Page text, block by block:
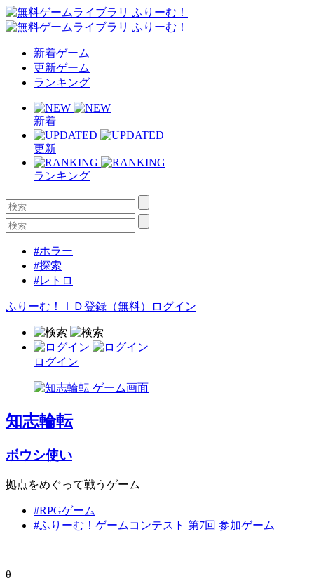
新着ゲーム
更新ゲーム
ランキング
新着
更新
ランキング
#ホラー
#探索
#レトロ
ふりーむ！ＩＤ登録（無料） ログイン
ログイン
知志輪転
ボウシ使い
拠点をめぐって戦うゲーム
#RPGゲーム
#ふりーむ！ゲームコンテスト 第7回 参加ゲーム
θ